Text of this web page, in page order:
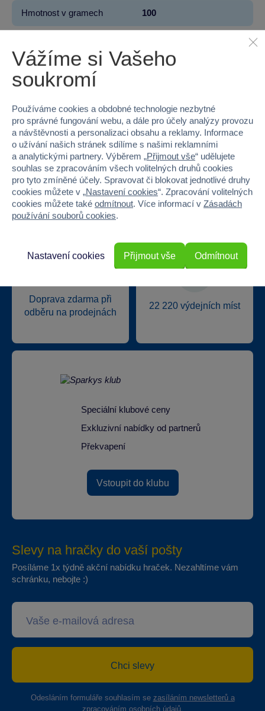
Hmotnost v gramech 100
Proč nakupovat ve Sparkys?
Nejširší sortiment na
trhu
40 kamenných
prodejen v ČR
Doprava zdarma při
odběru na prodejnách
22 220 výdejních míst
Speciální klubové ceny
Exkluzivní nabídky od partnerů
Překvapení
Vstoupit do klubu
Slevy na hračky do vaší pošty
Posíláme 1x týdně akční nabídku hraček. Nezahltíme vám
schránku, nebojte :)
Chci slevy
Odesláním formuláře souhlasím se zasíláním newsletterů a
zpracováním osobních údajů.
Vážíme si Vašeho
soukromí
Používáme cookies a obdobné technologie nezbytné
pro správné fungování webu, a dále pro účely analýzy provozu
a návštěvnosti a personalizaci obsahu a reklamy. Informace
o užívání našich stránek sdílíme s našimi reklamními
a analytickými partnery. Výběrem „Přijmout vše“ udělujete
souhlas se zpracováním všech volitelných druhů cookies
pro tyto zmíněné účely. Spravovat či blokovat jednotlivé druhy
cookies můžete v „Nastavení cookies“. Zpracování volitelných
cookies můžete také odmítnout. Více informací v Zásadách
používání souborů cookies.
Odmítnout
Nastavení cookies Přijmout vše